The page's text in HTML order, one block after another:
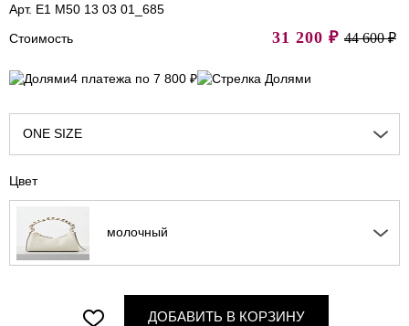
Арт. E1 M50 13 03 01_685
Стоимость
31 200 ₽ 44 600 ₽
4 платежа по 7 800 ₽
ONE SIZE
Цвет
молочный
ДОБАВИТЬ В КОРЗИНУ